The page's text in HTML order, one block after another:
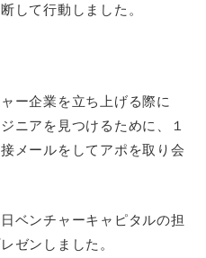
して行動しました。
ー企業を立ち上げる際に
ニアを見つけるために、１
メールをしてアポを取り会
ベンチャーキャピタルの担
ゼンしました。